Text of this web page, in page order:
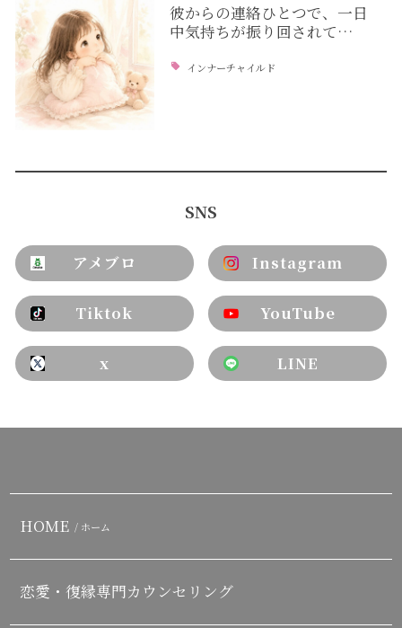
彼からの連絡ひとつで、一日
中気持ちが振り回されて…
インナーチャイルド
SNS
アメブロ Instagram
Tiktok YouTube
x LINE
HOME / ホーム
恋愛・復縁専門カウンセリング